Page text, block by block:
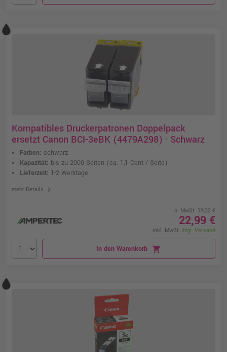
Kompatibles Druckerpatronen Doppelpack
ersetzt Canon BCI-3eBK (4479A298) · Schwarz
Farben: schwarz
Kapazität: bis zu 2000 Seiten (ca. 1,1 Cent / Seite)
Lieferzeit: 1-2 Werktage
mehr Details chevron_right
o. MwSt. 19,32 €
22,99 €
inkl. MwSt. zzgl. Versand
In den Warenkorb shopping_cart